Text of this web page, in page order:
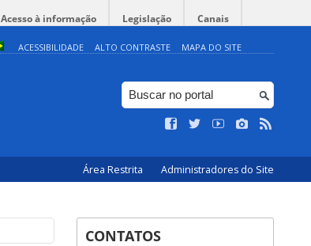
Acesso à informação Legislação Canais
ACESSIBILIDADE ALTO CONTRASTE MAPA DO SITE
Área Restrita Administradores do Site
CONTATOS